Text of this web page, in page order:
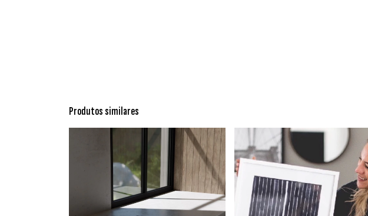
Produtos similares